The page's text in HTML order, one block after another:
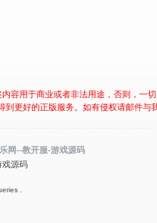
容用于商业或者非法用途，否则，一
更好的正版服务。如有侵权请邮件与
网--教开服-游戏源码
戏源码
.